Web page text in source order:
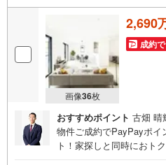
画像36枚
2,690
成約
おすすめポイント 古畑 晴
物件ご成約でPayPayポイ
ト！家探しと同時におト